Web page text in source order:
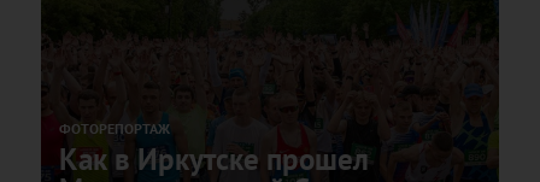
ФОТОРЕПОРТАЖ
Как в Иркутске прошел